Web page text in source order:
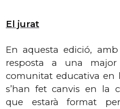
El jurat
En aquesta edició,
resposta a una
comunitat educativa en
s’han fet canvis en la
que estarà format